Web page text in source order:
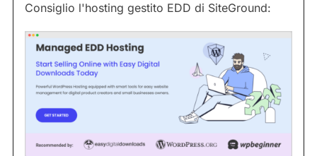
Consiglio l'hosting gestito EDD di SiteGround: